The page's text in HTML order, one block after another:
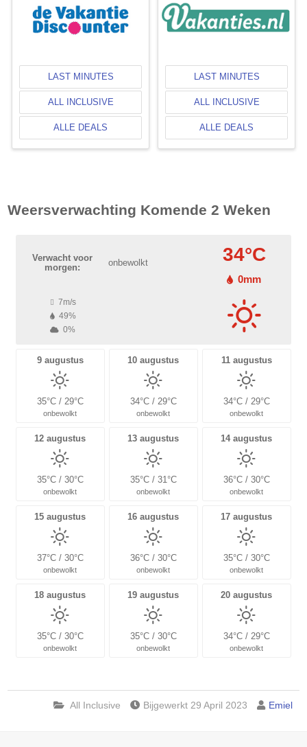
LAST MINUTES
ALL INCLUSIVE
ALLE DEALS
LAST MINUTES
ALL INCLUSIVE
ALLE DEALS
Weersverwachting Komende 2 Weken
Verwacht voor
morgen:
onbewolkt 34°C
0mm
7m/s
49%
0%
9 augustus
35°C / 29°C
onbewolkt
10 augustus
34°C / 29°C
onbewolkt
11 augustus
34°C / 29°C
onbewolkt
12 augustus
35°C / 30°C
onbewolkt
13 augustus
35°C / 31°C
onbewolkt
14 augustus
36°C / 30°C
onbewolkt
15 augustus
37°C / 30°C
onbewolkt
16 augustus
36°C / 30°C
onbewolkt
17 augustus
35°C / 30°C
onbewolkt
18 augustus
35°C / 30°C
onbewolkt
19 augustus
35°C / 30°C
onbewolkt
20 augustus
34°C / 29°C
onbewolkt
All Inclusive Bijgewerkt 29 April 2023 Emiel